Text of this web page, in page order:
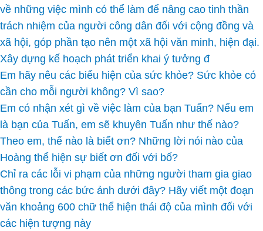
về những việc mình có thể làm để nâng cao tinh thần
trách nhiệm của người công dân đối với cộng đồng và
xã hội, góp phần tạo nên một xã hội văn minh, hiện đại.
Xây dựng kế hoạch phát triển khai ý tưởng đ
Em hãy nêu các biểu hiện của sức khỏe? Sức khỏe có
cần cho mỗi người không? Vì sao?
Em có nhận xét gì về việc làm của bạn Tuấn? Nếu em
là bạn của Tuấn, em sẽ khuyên Tuấn như thế nào?
Theo em, thế nào là biết ơn? Những lời nói nào của
Hoàng thể hiện sự biết ơn đối với bố?
Chỉ ra các lỗi vi phạm của những người tham gia giao
thông trong các bức ảnh dưới đây? Hãy viết một đoạn
văn khoảng 600 chữ thể hiện thái độ của mình đối với
các hiện tượng này